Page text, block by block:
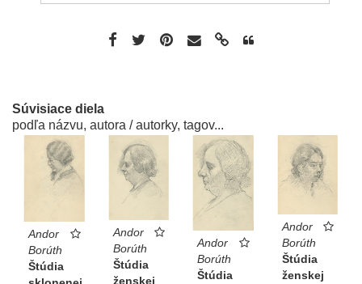
Súvisiace diela
podľa názvu, autora / autorky, tagov...
Andor
Borúth
Štúdia
Andor
Borúth
Štúdia
ženskej
Andor
Borúth
Štúdia
Andor
Borúth
Štúdia
ženskej